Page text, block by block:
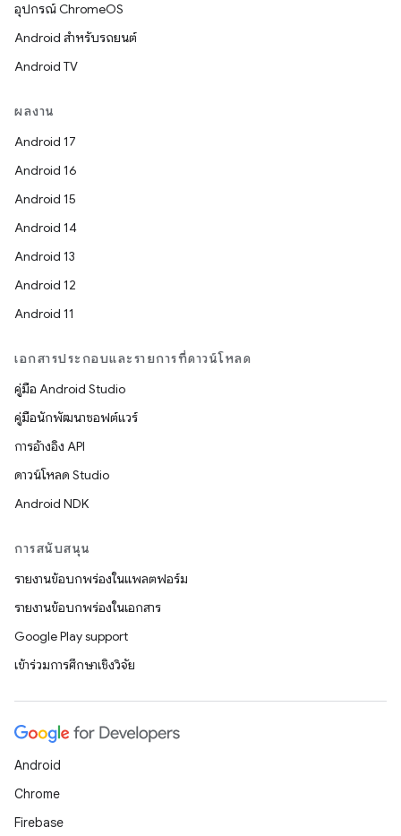
อุปกรณ์ ChromeOS
Android สำหรับรถยนต์
Android TV
ผลงาน
Android 17
Android 16
Android 15
Android 14
Android 13
Android 12
Android 11
เอกสารประกอบและรายการที่ดาวน์โหลด
คู่มือ Android Studio
คู่มือนักพัฒนาซอฟต์แวร์
การอ้างอิง API
ดาวน์โหลด Studio
Android NDK
การสนับสนุน
รายงานข้อบกพร่องในแพลตฟอร์ม
รายงานข้อบกพร่องในเอกสาร
Google Play support
เข้าร่วมการศึกษาเชิงวิจัย
Android
Chrome
Firebase